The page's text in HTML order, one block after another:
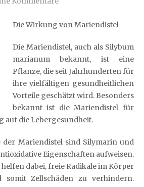
Die Wirkung von Mariendistel
Die Mariendistel, auch als Silybum
marianum bekannt, ist eine
Pflanze, die seit Jahrhunderten für
ihre vielfältigen gesundheitlichen
Vorteile geschätzt wird. Besonders
bekannt ist die Mariendistel für
auf die Lebergesundheit.
der Mariendistel sind Silymarin und
Eigenschaften aufweisen.
dabei, freie Radikale im Körper
somit Zellschäden zu verhindern.